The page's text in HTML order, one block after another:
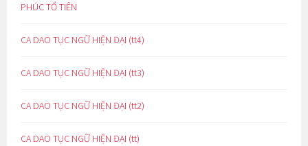
PHÚC TỔ TIÊN
CA DAO TỤC NGỮ HIỆN ĐẠI (tt4)
CA DAO TỤC NGỮ HIỆN ĐẠI (tt3)
CA DAO TỤC NGỮ HIỆN ĐẠI (tt2)
CA DAO TỤC NGỮ HIỆN ĐẠI (tt)